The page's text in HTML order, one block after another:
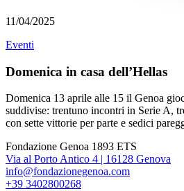
11/04/2025
Eventi
Domenica in casa dell’Hellas
Domenica 13 aprile alle 15 il Genoa
suddivise: trentuno incontri in Serie A,
con sette vittorie per parte e sedici
Fondazione Genoa 1893 ETS
Via al Porto Antico 4 | 16128 Genova
info@fondazionegenoa.com
+39 3402800268